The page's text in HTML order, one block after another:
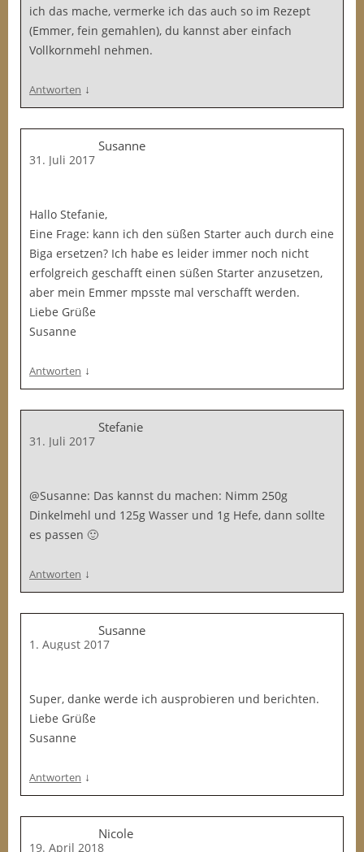
ich das mache, vermerke ich das auch so im Rezept
(Emmer, fein gemahlen), du kannst aber einfach
Vollkornmehl nehmen.
Antworten ↓
Susanne
31. Juli 2017
Hallo Stefanie,
Eine Frage: kann ich den süßen Starter auch durch eine
Biga ersetzen? Ich habe es leider immer noch nicht
erfolgreich geschafft einen süßen Starter anzusetzen,
aber mein Emmer mpsste mal verschafft werden.
Liebe Grüße
Susanne
Antworten ↓
Stefanie
31. Juli 2017
@Susanne: Das kannst du machen: Nimm 250g
Dinkelmehl und 125g Wasser und 1g Hefe, dann sollte
es passen 🙂
Antworten ↓
Susanne
1. August 2017
Super, danke werde ich ausprobieren und berichten.
Liebe Grüße
Susanne
Antworten ↓
Nicole
19. April 2018